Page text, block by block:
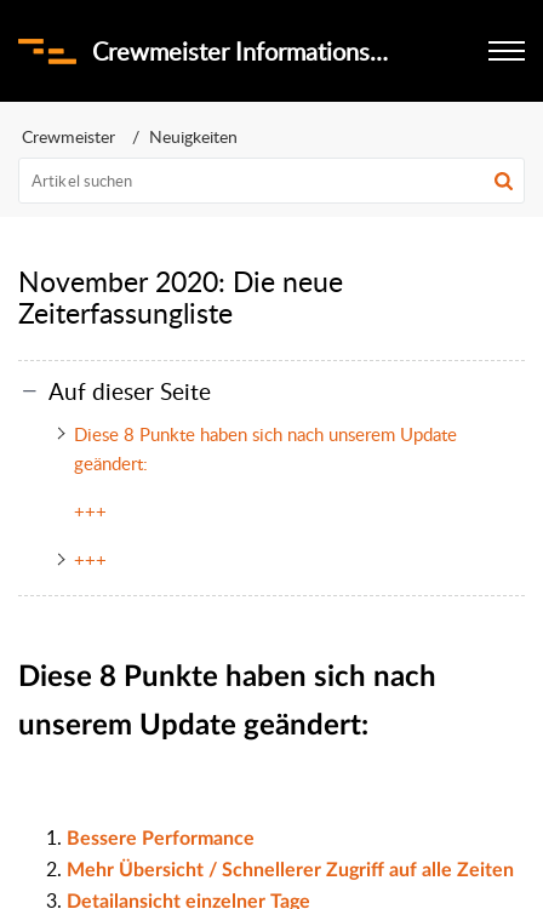
Crewmeister Informationsportal
Crewmeister Neuigkeiten
November 2020: Die neue
Zeiterfassungliste
Auf dieser Seite
Diese 8 Punkte haben sich nach unserem Update
geändert:
+++
+++
Diese 8 Punkte haben sich nach
unserem Update geändert:
Bessere Performance
Mehr Übersicht / Schnellerer Zugriff auf alle Zeiten
Detailansicht einzelner Tage